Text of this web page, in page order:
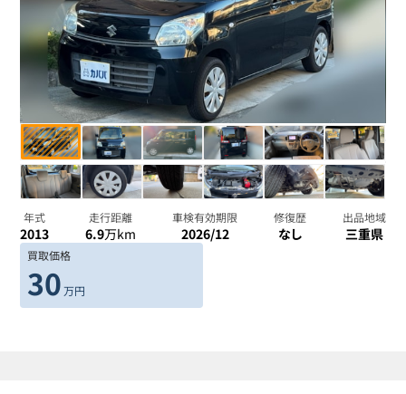
年式
2013
走行距離
6.9万km
車検有効期限
2026/12
修復歴
なし
出品地域
三重県
買取価格
30 万円